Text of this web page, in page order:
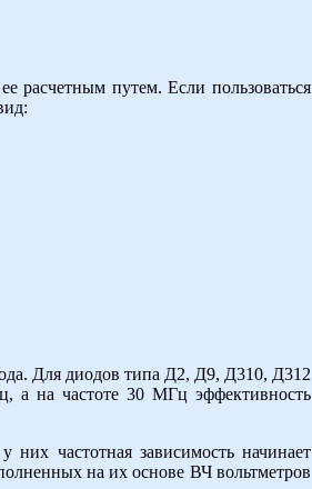
расчетным путем. Если пользоваться
Для диодов типа Д2, Д9, Д310, Д312
а на частоте 30 МГц эффективность
частотная зависимость начинает
на их основе ВЧ вольтметров